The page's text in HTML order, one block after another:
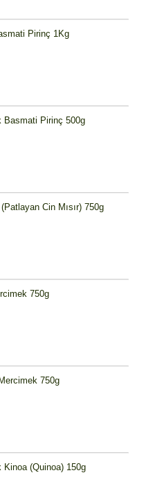
Pirinç 1Kg
Basmati Pirinç 500g
Cin Mısır) 750g
750g
750g
Kinoa (Quinoa) 150g